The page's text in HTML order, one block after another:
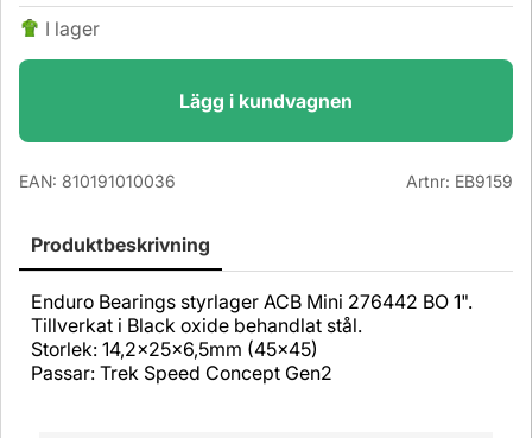
I lager
Lägg i kundvagnen
EAN: 810191010036 Artnr: EB9159
Produktbeskrivning
Enduro Bearings styrlager ACB Mini 276442 BO 1".
Tillverkat i Black oxide behandlat stål.
Storlek: 14,2x25x6,5mm (45x45)
Passar: Trek Speed Concept Gen2